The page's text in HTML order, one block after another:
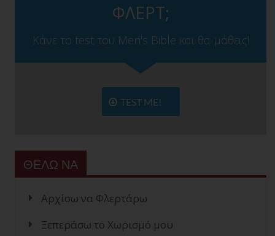
ΦΛΕΡΤ;
Κάνε το test του Men's Bible και θα μάθεις!
TEST ME!
ΘΕΛΩ ΝΑ
Αρχίσω να Φλερτάρω
Ξεπεράσω το Χωρισμό μου